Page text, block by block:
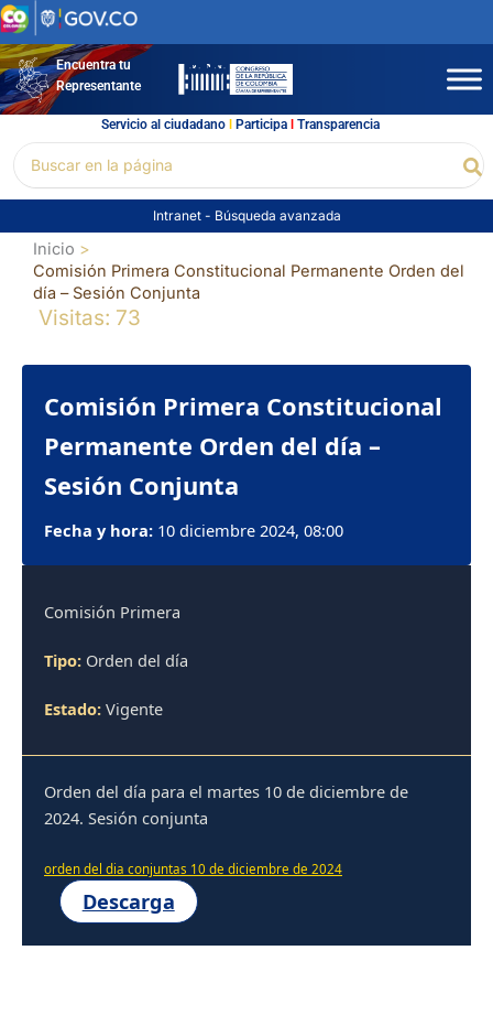
Ir
al
contenidoEncuentra tu
Representante
Servicio al ciudadano l Participal Transparencia
por:
Intranet - Búsqueda avanzada
Inicio
Comisión Primera Constitucional Permanente Orden del
día – Sesión Conjunta
Visitas: 73
Comisión Primera Constitucional
Permanente Orden del día –
Sesión Conjunta
Fecha y hora: 10 diciembre 2024, 08:00
Comisión Primera
Tipo: Orden del día
Estado: Vigente
Orden del día para el martes 10 de diciembre de
2024. Sesión conjunta
orden del dia conjuntas 10 de diciembre de 2024
Descarga